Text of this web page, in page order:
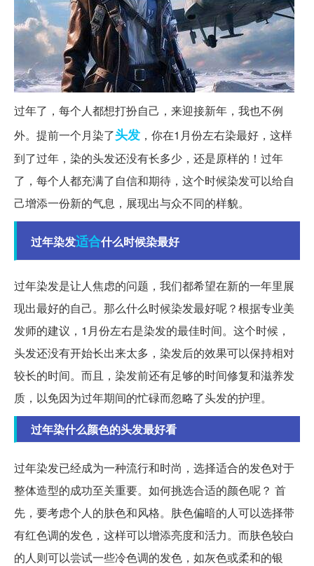
过年了，每个人都想打扮自己，来迎接新年，我也不例
外。提前一个月染了头发 ，你在1月份左右染最好，这样
到了过年，染的头发还没有长多少，还是原样的！过年
了，每个人都充满了自信和期待，这个时候染发可以给自
己增添一份新的气息，展现出与众不同的样貌。
过年染发适合什么时候染最好
过年染发是让人焦虑的问题，我们都希望在新的一年里展
现出最好的自己。那么什么时候染发最好呢？根据专业美
发师的建议，1月份左右是染发的最佳时间。这个时候，
头发还没有开始长出来太多，染发后的效果可以保持相对
较长的时间。而且，染发前还有足够的时间修复和滋养发
质，以免因为过年期间的忙碌而忽略了头发的护理。
过年染什么颜色的头发最好看
过年染发已经成为一种流行和时尚，选择适合的发色对于
整体造型的成功至关重要。如何挑选合适的颜色呢？ 首
先，要考虑个人的肤色和风格。肤色偏暗的人可以选择带
有红色调的发色，这样可以增添亮度和活力。而肤色较白
的人则可以尝试一些冷色调的发色，如灰色或柔和的银